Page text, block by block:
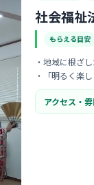
社会福祉
もらえる目安
・地域に根ざ
・「明るく楽
・利用者様お
アクセス・